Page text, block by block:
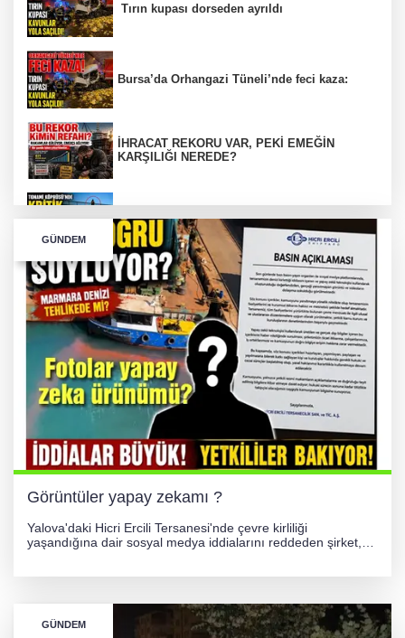
Tırın kupası dorseden ayrıldı
Bursa’da Orhangazi Tüneli’nde feci kaza:
İHRACAT REKORU VAR, PEKİ EMEĞİN
KARŞILIĞI NEREDE?
TONAMİ KÖPRÜSÜ'NDE PANİK!
GÜNEY MARMARA OTOYOLU İMAR
PLANLARI ASKIDA!
GÜNEY MARMARA OTOYOLU İMAR
PLANLARI ASKIDA!
256 PARÇA ESER ELE GEÇİRİLDİ
GÜNDEM
Görüntüler yapay zekamı ?
Yalova'daki Hicri Ercili Tersanesi'nde çevre kirliliği
yaşandığına dair sosyal medya iddialarını reddeden şirket,
GÜNDEM